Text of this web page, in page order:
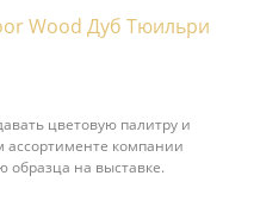
цветовую палитру и
ассортименте компании
образца на выставке.